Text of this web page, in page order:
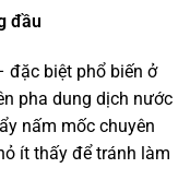
đầu
đặc biệt phổ biến ở
pha dung dịch nước
nấm mốc chuyên
ít thấy để tránh làm